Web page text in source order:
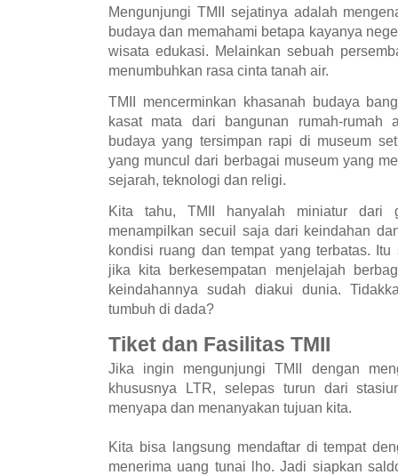
Mengunjungi TMII sejatinya adalah
budaya dan memahami betapa kayanya
wisata edukasi. Melainkan sebuah
menumbuhkan rasa cinta tanah air.
TMII mencerminkan khasanah budaya
kasat mata dari bangunan rumah-rumah
budaya yang tersimpan rapi di museum
yang muncul dari berbagai museum yang
sejarah, teknologi dan religi.
Kita tahu, TMII hanyalah miniatur dari
menampilkan secuil saja dari keindahan
kondisi ruang dan tempat yang terbatas.
jika kita berkesempatan menjelajah
keindahannya sudah diakui dunia.
tumbuh di dada?
Tiket dan Fasilitas TMII
Jika ingin mengunjungi TMII dengan
khususnya LTR, selepas turun dari
menyapa dan menanyakan tujuan kita.
Kita bisa langsung mendaftar di tempat
menerima uang tunai lho. Jadi siapkan